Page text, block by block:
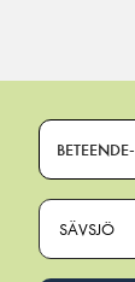
SÄVSJÖ